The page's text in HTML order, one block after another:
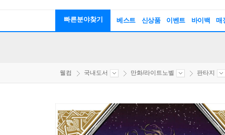
빠른분야찾기 베스트 신상품 이벤트 바이백 매
웰컴 국내도서 만화/라이트노벨 판타지